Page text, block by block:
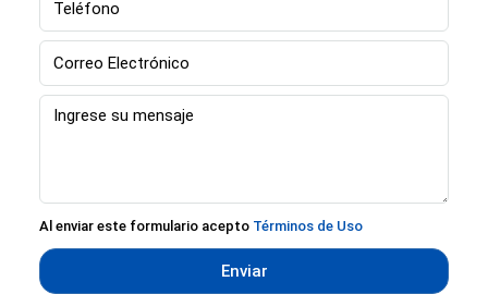
Al enviar este formulario acepto Términos de Uso
Enviar